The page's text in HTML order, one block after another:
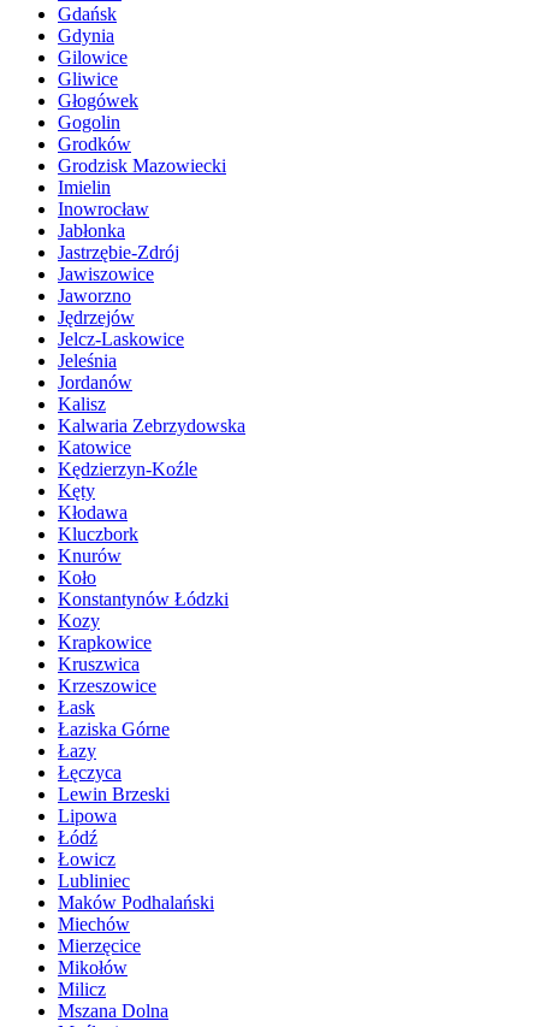
Gdańsk
Gdynia
Gilowice
Gliwice
Głogówek
Gogolin
Grodków
Grodzisk Mazowiecki
Imielin
Inowrocław
Jabłonka
Jastrzębie-Zdrój
Jawiszowice
Jaworzno
Jędrzejów
Jelcz-Laskowice
Jeleśnia
Jordanów
Kalisz
Kalwaria Zebrzydowska
Katowice
Kędzierzyn-Koźle
Kęty
Kłodawa
Kluczbork
Knurów
Koło
Konstantynów Łódzki
Kozy
Krapkowice
Kruszwica
Krzeszowice
Łask
Łaziska Górne
Łazy
Łęczyca
Lewin Brzeski
Lipowa
Łódź
Łowicz
Lubliniec
Maków Podhalański
Miechów
Mierzęcice
Mikołów
Milicz
Mszana Dolna